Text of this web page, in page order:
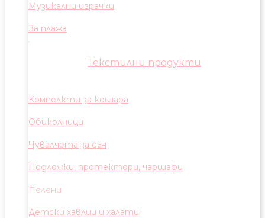
Музикални играчки
За плажа
Текстилни продукти
Компелкти за кошара
Обиколници
Чувалчета за сън
Подложки, протектори, чаршафи
Пелени
Детски хавлии и халати